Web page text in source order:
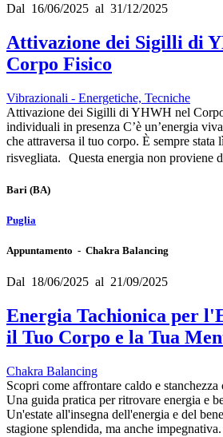
Dal 16/06/2025 al 31/12/2025
Attivazione dei Sigilli di
Corpo Fisico
Vibrazionali - Energetiche, Tecniche
Attivazione dei Sigilli di YHWH nel
individuali in presenza C’è un’energia
che attraversa il tuo corpo. È sempre stata
risvegliata. Questa energia non proviene
Bari (BA)
Puglia
Appuntamento - Chakra Balancing
Dal 18/06/2025 al 21/09/2025
Energia Tachionica per
il Tuo Corpo e la Tua
Chakra Balancing
Scopri come affrontare caldo e
Una guida pratica per ritrovare energia e
Un'estate all'insegna dell'energia e del
stagione splendida, ma anche